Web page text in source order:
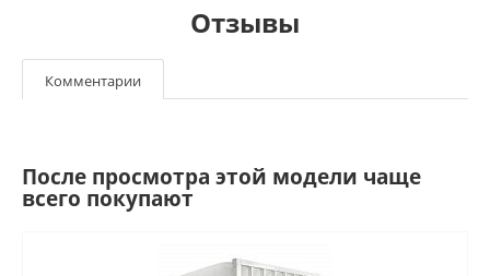
Отзывы
Комментарии
После просмотра этой модели чаще
всего покупают